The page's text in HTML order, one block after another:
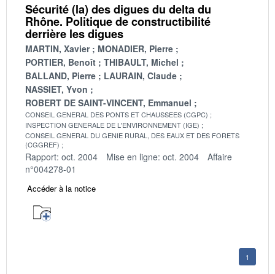
Sécurité (la) des digues du delta du
Rhône. Politique de constructibilité
derrière les digues
MARTIN, Xavier
MONADIER, Pierre
PORTIER, Benoît
THIBAULT, Michel
BALLAND, Pierre
LAURAIN, Claude
NASSIET, Yvon
ROBERT DE SAINT-VINCENT, Emmanuel
CONSEIL GENERAL DES PONTS ET CHAUSSEES (CGPC)
INSPECTION GENERALE DE L'ENVIRONNEMENT (IGE)
CONSEIL GENERAL DU GENIE RURAL, DES EAUX ET DES FORETS
(CGGREF)
Rapport: oct. 2004 Mise en ligne: oct. 2004
Affaire
n°004278-01
Accéder à la notice
1